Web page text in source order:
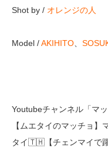
Shot by / オレンジの人
Model /AKIHITO
Youtubeチャンネル「マ
【ムエタイのマッチョ
タイ🇹🇭【チェンマイで